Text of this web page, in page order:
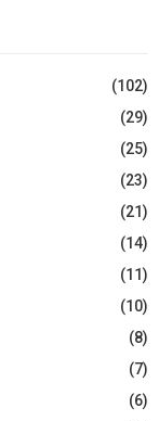
(102)
(29)
(25)
(23)
(21)
(14)
(11)
(10)
(8)
(7)
(6)